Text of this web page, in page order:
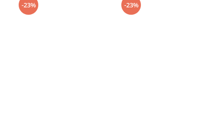
-23% -23%